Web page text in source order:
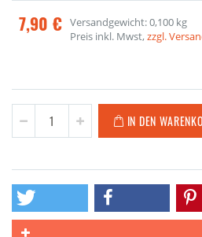
7,90 € Versandgewicht: 0,100 kg
Preis inkl. Mwst,zzgl.
IN DEN